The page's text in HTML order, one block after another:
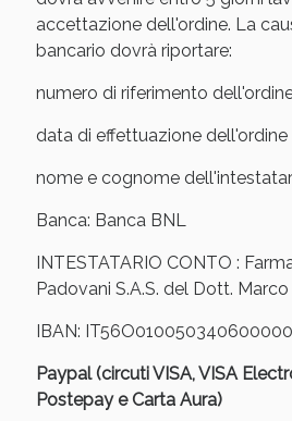
accettazione dell'ordine. La
bancario dovrà riportare:
numero di riferimento
data di effettuazione dell'ordine
nome e cognome
Banca: Banca BNL
INTESTATARIO CONTO :
Padovani S.A.S. del Dott.
IBAN:
Paypal (circuti VISA, VISA
Postepay e Carta Aura)